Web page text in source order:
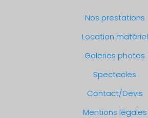
Nos prestations
Location matériel
Galeries photos
Spectacles
Contact/Devis
Mentions légales